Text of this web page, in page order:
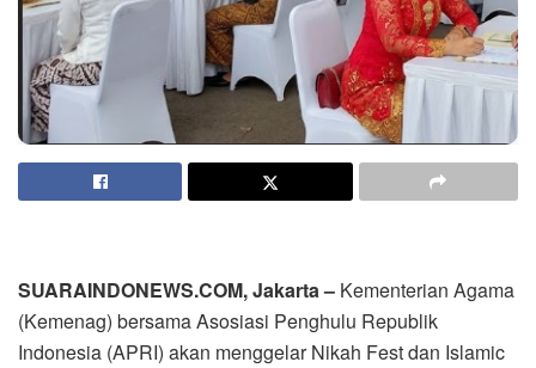
SUARAINDONEWS.COM, Jakarta – Kementerian Agama
(Kemenag) bersama Asosiasi Penghulu Republik
Indonesia (APRI) akan menggelar Nikah Fest dan Islamic